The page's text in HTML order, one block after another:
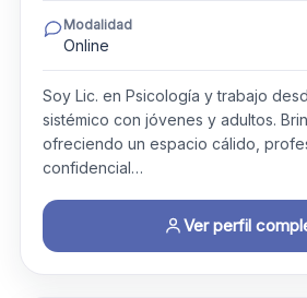
Modalidad
Online
Soy Lic. en Psicología y trabajo
sistémico con jóvenes y adultos.
ofreciendo un espacio cálido,
confidencial…
Ver perfil